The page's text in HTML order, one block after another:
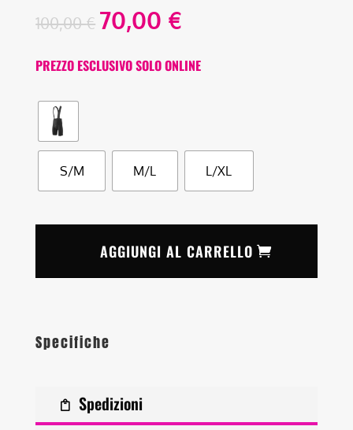
100,00€ 70,00 €
PREZZO ESCLUSIVO SOLO ONLINE
S/M M/L L/XL
AGGIUNGI AL CARRELLO
Specifiche
Spedizioni